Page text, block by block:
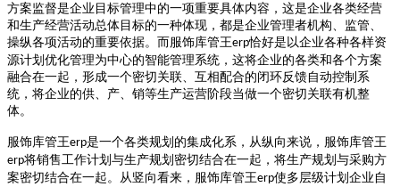
方案监督是企业目标管理中的一项重要具体内容，这是企业各类经营
和生产经营活动总体目标的一种体现，都是企业管理者机构、监管、
操纵各项活动的重要依据。而服饰 库管王erp恰好是以企业各种各样资
源计划优化管理为中心的智能管理系统，这将企业的各类和各个方案
融合在一起，形成一个密切关联、互相配合的闭环反馈自动控制系
统，将企业的供、产、销等生产运营阶段当做一个密切关联有机整
体。
服饰 库管王erp是一个各类规划的集成化系，从纵向来说，服饰 库管王
erp将销售工作计划与生产规划密切结合在一起，将生产规划与采购方
案密切结合在一起。从竖向看来，服饰 库管王erp使多层级计划企业自